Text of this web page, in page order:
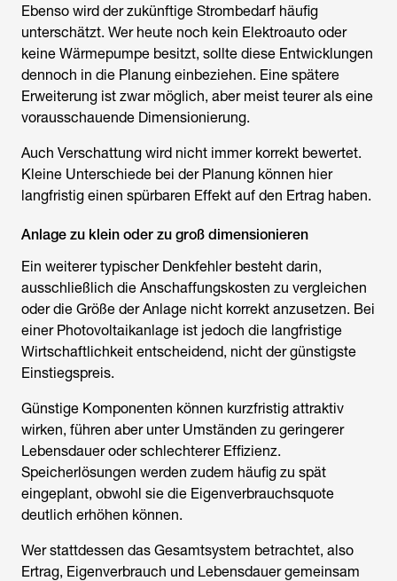
Ebenso wird der zukünftige Strombedarf häufig
unterschätzt. Wer heute noch kein Elektroauto oder
keine Wärmepumpe besitzt, sollte diese Entwicklungen
dennoch in die Planung einbeziehen. Eine spätere
Erweiterung ist zwar möglich, aber meist teurer als eine
vorausschauende Dimensionierung.
Auch Verschattung wird nicht immer korrekt bewertet.
Kleine Unterschiede bei der Planung können hier
langfristig einen spürbaren Effekt auf den Ertrag haben.
Anlage zu klein oder zu groß dimensionieren
Ein weiterer typischer Denkfehler besteht darin,
ausschließlich die Anschaffungskosten zu vergleichen
oder die Größe der Anlage nicht korrekt anzusetzen. Bei
einer Photovoltaikanlage ist jedoch die langfristige
Wirtschaftlichkeit entscheidend, nicht der günstigste
Einstiegspreis.
Günstige Komponenten können kurzfristig attraktiv
wirken, führen aber unter Umständen zu geringerer
Lebensdauer oder schlechterer Effizienz.
Speicherlösungen werden zudem häufig zu spät
eingeplant, obwohl sie die Eigenverbrauchsquote
deutlich erhöhen können.
Wer stattdessen das Gesamtsystem betrachtet, also
Ertrag, Eigenverbrauch und Lebensdauer gemeinsam